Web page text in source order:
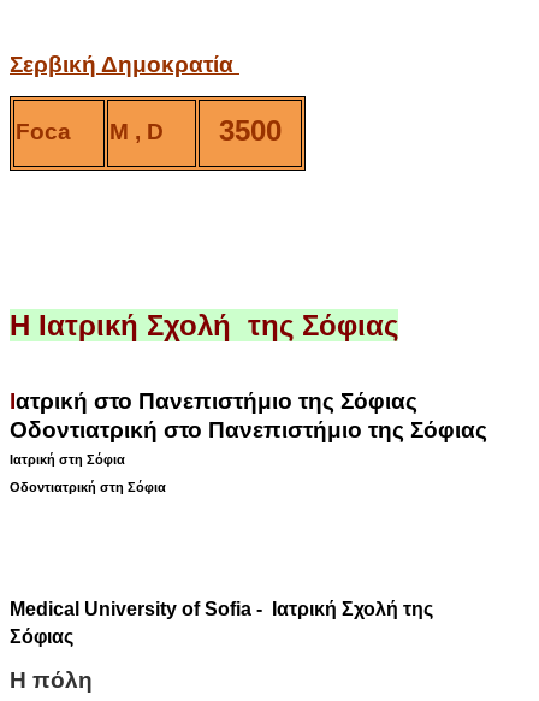
Σερβική Δημοκρατία
Foca M , D 3500
Η Ιατρική Σχολή της Σόφιας
Ιατρική στο Πανεπιστήμιο της Σόφιας
Οδοντιατρική στο Πανεπιστήμιο της Σόφιας
Ιατρική στη Σόφια
Οδοντιατρική στη Σόφια
Medical University of Sofia - Ιατρική Σχολή της
Σόφιας
Η πόλη